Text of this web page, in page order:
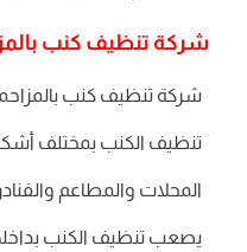
شركة تنظيف كنب
شركة تنظيف كنب
تنظيف الكنب بمختلف
المحلات والمطاعم
يصعب تنظيف الكنب